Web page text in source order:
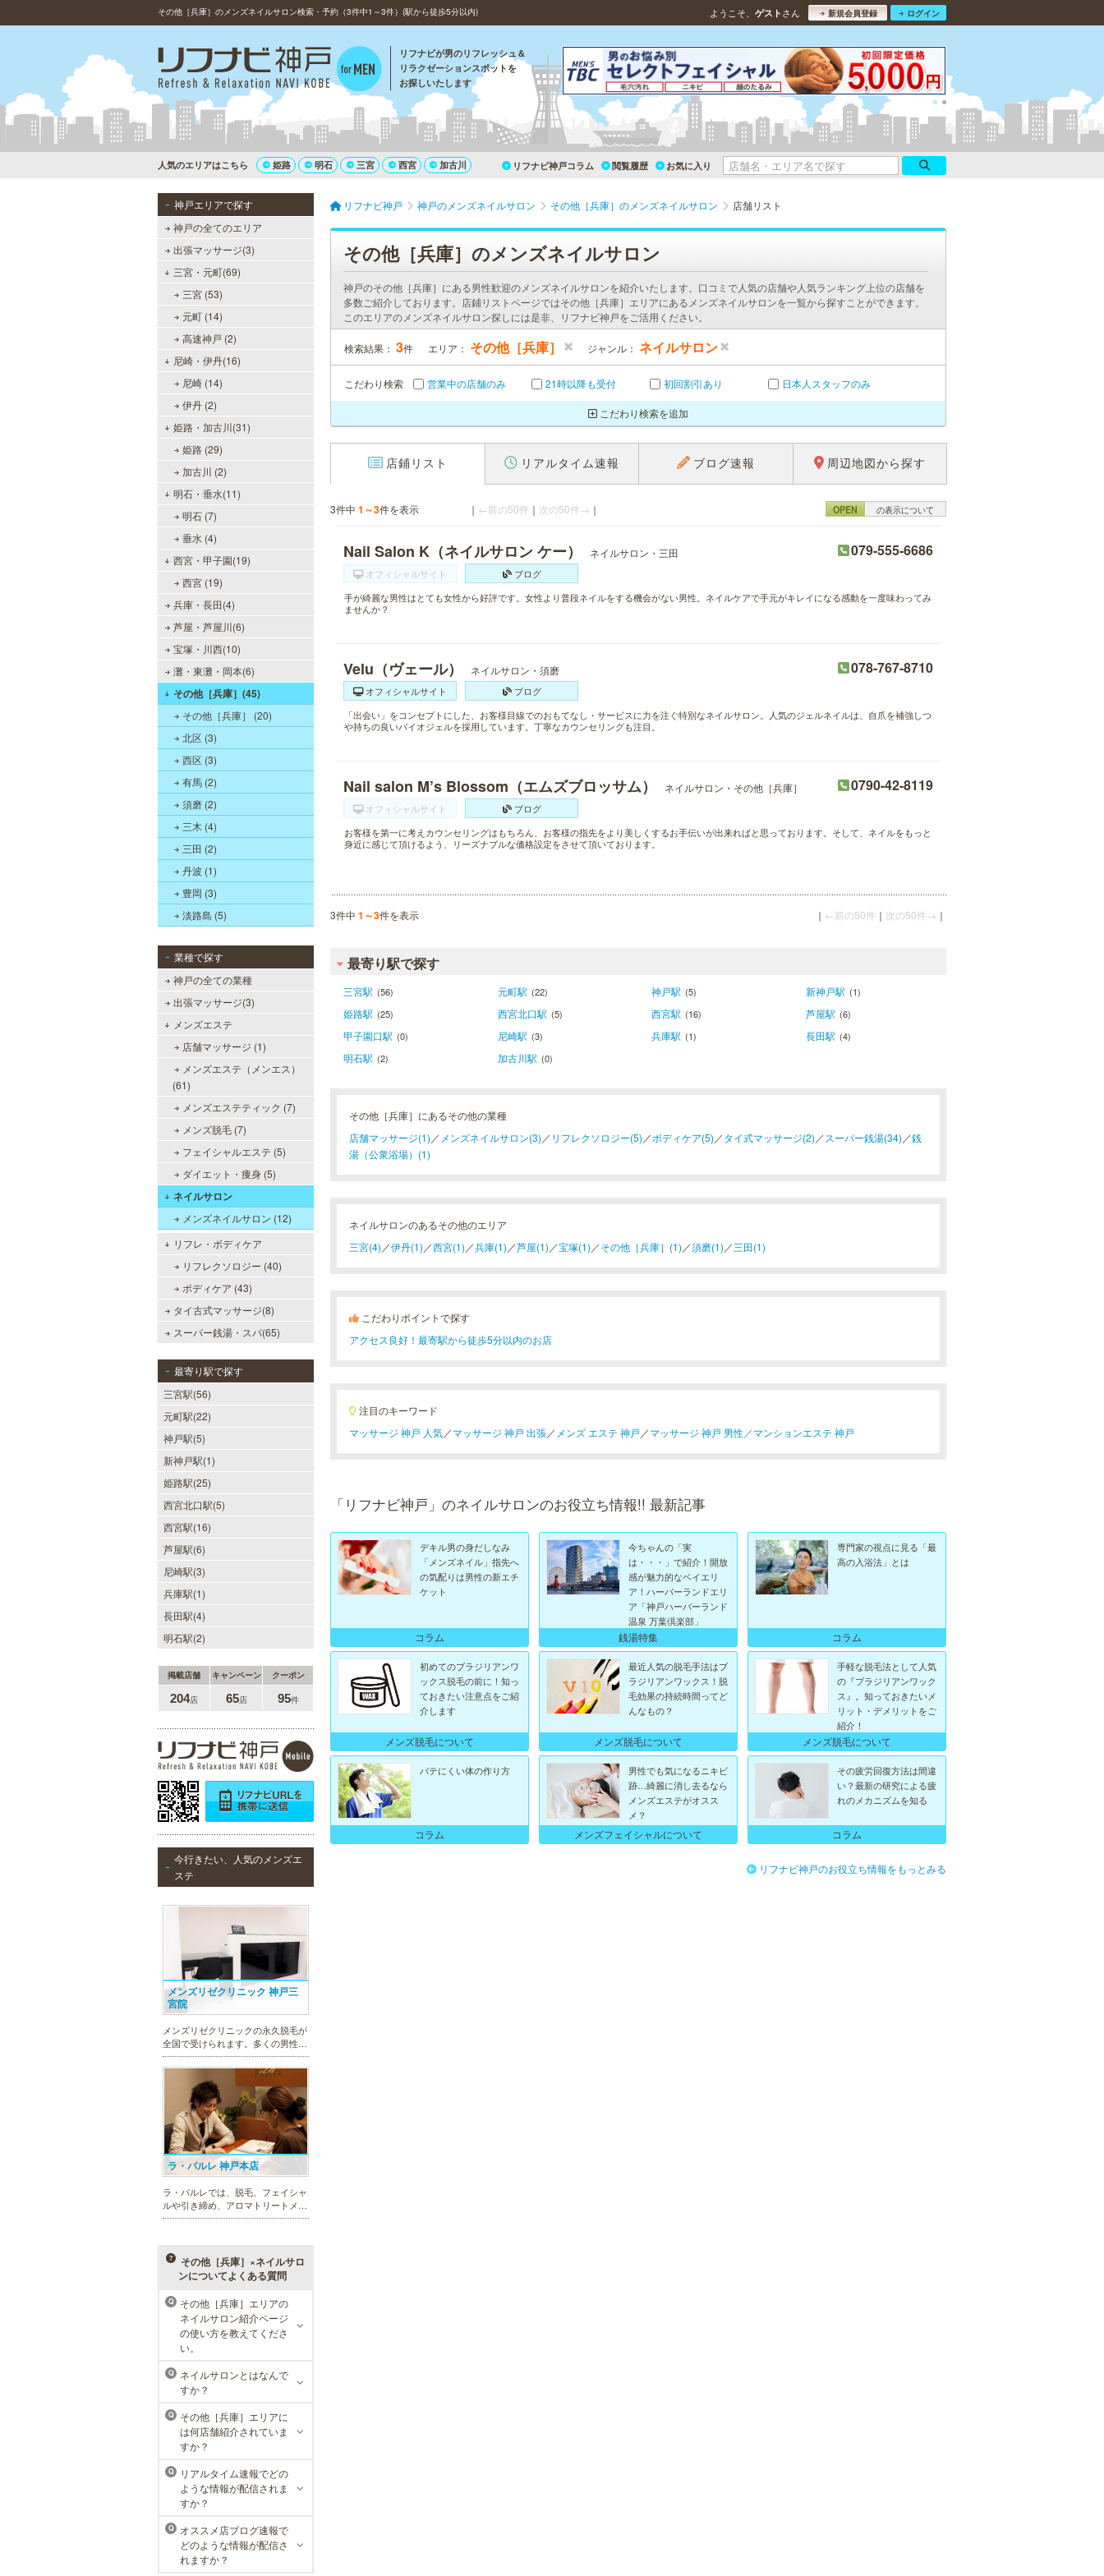
その他［兵庫］のメンズネイルサロン検索・予約（3件中1～3件）(駅から徒歩5分以内) ようこそ、 ゲスト さん 新規会員登録 ログイン
リフナビが男のリフレッシュ＆
リラクゼーションスポットを
お探しいたします
人気のエリアはこちら 姫路 明石 三宮 西宮 加古川 リフナビ神戸コラム 閲覧履歴 お気に入り
神戸エリアで探す
神戸の全てのエリア
出張マッサージ(3)
三宮・元町(69)
三宮 (53)
元町 (14)
高速神戸 (2)
尼崎・伊丹(16)
尼崎 (14)
伊丹 (2)
姫路・加古川(31)
姫路 (29)
加古川 (2)
明石・垂水(11)
明石 (7)
垂水 (4)
西宮・甲子園(19)
西宮 (19)
兵庫・長田(4)
芦屋・芦屋川(6)
宝塚・川西(10)
灘・東灘・岡本(6)
その他［兵庫］(45)
その他［兵庫］ (20)
北区 (3)
西区 (3)
有馬 (2)
須磨 (2)
三木 (4)
三田 (2)
丹波 (1)
豊岡 (3)
淡路島 (5)
業種で探す
神戸の全ての業種
出張マッサージ(3)
メンズエステ
店舗マッサージ (1)
メンズエステ（メンエス）
(61)
メンズエステティック (7)
メンズ脱毛 (7)
フェイシャルエステ (5)
ダイエット・痩身 (5)
ネイルサロン
メンズネイルサロン (12)
リフレ・ボディケア
リフレクソロジー (40)
ボディケア (43)
タイ古式マッサージ(8)
スーパー銭湯・スパ(65)
最寄り駅で探す
三宮駅(56)
元町駅(22)
神戸駅(5)
新神戸駅(1)
姫路駅(25)
西宮北口駅(5)
西宮駅(16)
芦屋駅(6)
尼崎駅(3)
兵庫駅(1)
長田駅(4)
明石駅(2)
掲載店舗 キャンペーン クーポン
204店 65店 95件
今行きたい、人気のメンズエ
ステ
メンズリゼクリニック 神戸三
宮院
メンズリゼクリニックの永久脱毛が
全国で受けられます。多くの男性患
者様にご支持頂き、新宿1院から始
まったメンズリゼクリニックが、現
在では提携院含め全国10院を展開す
るクリニックになりました。
ラ・パルレ 神戸本店
ラ・パルレでは、脱毛、フェイシャ
ルや引き締め、アロマトリートメン
ト、本格的なダイエットコース等、
回限定体験コースも多数取り揃えて
おります。
MEN’S TBC ミント神戸三宮店
メンズTBCは、ヒゲ脱毛やからだ脱
毛、ボディ引き締め、フェイシャル
等、清潔感を保ちたい方や、お手入
れを楽に済ませたい方を全力でサポ
ート致します。各種体験コースもご
用意し、お待ちしております。
その他［兵庫］×ネイルサロ
ンについてよくある質問
Q
その他［兵庫］エリアの
ネイルサロン紹介ページ
の使い方を教えてくださ
い。
Q
ネイルサロンとはなんで
すか？
Q
その他［兵庫］エリアに
は何店舗紹介されていま
すか？
Q
リアルタイム速報でどの
ような情報が配信されま
すか？
Q
オススメ店ブログ速報で
どのような情報が配信さ
れますか？
リフナビ神戸 神戸のメンズネイルサロン その他［兵庫］のメンズネイルサロン 店舗リスト
その他［兵庫］のメンズネイルサロン
神戸のその他［兵庫］にある男性歓迎のメンズネイルサロンを紹介いたします。口コミで人気の店舗や人気ランキング上位の店舗を
多数ご紹介しております。店鋪リストページではその他［兵庫］エリアにあるメンズネイルサロンを一覧から探すことができます。
このエリアのメンズネイルサロン探しには是非、リフナビ神戸をご活用ください。
検索結果： 3件 エリア： その他［兵庫］ ジャンル： ネイルサロン
こだわり検索 営業中の店舗のみ 21時以降も受付 初回割引あり 日本人スタッフのみ
こだわり検索を追加
店鋪リスト リアルタイム速報 ブログ速報 周辺地図から探す
3件中 1～3件を表示 ｜ ←前の50件 ｜ 次の50件→ ｜ OPEN の表示について
Nail Salon K（ネイルサロン ケー） ネイルサロン・三田 079-555-6686
オフィシャルサイト
ブログ
手が綺麗な男性はとても女性から好評です。女性より普段ネイルをする機会がない男性。ネイルケアで手元がキレイになる感動を一度味わってみ
ませんか？
Velu（ヴェール） ネイルサロン・須磨 078-767-8710
オフィシャルサイト
ブログ
「出会い」をコンセプトにした、お客様目線でのおもてなし・サービスに力を注ぐ特別なネイルサロン。人気のジェルネイルは、自爪を補強しつ
や持ちの良いバイオジェルを採用しています。丁寧なカウンセリングも注目。
Nail salon M’s Blossom（エムズブロッサム） ネイルサロン・その他［兵庫］ 0790-42-8119
オフィシャルサイト
ブログ
お客様を第一に考えカウンセリングはもちろん、お客様の指先をより美しくするお手伝いが出来ればと思っております。そして、ネイルをもっと
身近に感じて頂けるよう、リーズナブルな価格設定をさせて頂いております。
3件中 1～3件を表示 ｜ ←前の50件 ｜ 次の50件→ ｜
最寄り駅で探す
三宮駅 (56) 元町駅 (22) 神戸駅 (5) 新神戸駅 (1)
姫路駅 (25) 西宮北口駅 (5) 西宮駅 (16) 芦屋駅 (6)
甲子園口駅 (0) 尼崎駅 (3) 兵庫駅 (1) 長田駅 (4)
明石駅 (2) 加古川駅 (0)
その他［兵庫］にあるその他の業種
店舗マッサージ(1) ／ メンズネイルサロン(3) ／ リフレクソロジー(5) ／ボディケア(5) ／タイ式マッサージ(2) ／ スーパー銭湯(34) ／銭
湯（公衆浴場）(1)
ネイルサロンのあるその他のエリア
三宮(4) ／伊丹(1) ／西宮(1) ／兵庫(1) ／芦屋(1) ／宝塚(1) ／その他［兵庫］(1) ／須磨(1) ／三田(1)
こだわりポイントで探す
アクセス良好！最寄駅から徒歩5分以内のお店
注目のキーワード
マッサージ 神戸 人気／マッサージ 神戸 出張／ メンズ エステ 神戸／マッサージ 神戸 男性／マンションエステ 神戸
「リフナビ神戸」のネイルサロンのお役立ち情報!! 最新記事
デキル男の身だしなみ
「メンズネイル」指先へ
の気配りは男性の新エチ
ケット
コラム
今ちゃんの「実
は・・・」で紹介！開放
感が魅力的なベイエリ
ア！ハーバーランドエリ
ア「神戸ハーバーランド
温泉 万葉倶楽部」
銭湯特集
専門家の視点に見る「最
高の入浴法」とは
コラム
初めてのブラジリアンワ
ックス脱毛の前に！知っ
ておきたい注意点をご紹
介します
メンズ脱毛について
最近人気の脱毛手法はブ
ラジリアンワックス！脱
毛効果の持続時間ってど
んなもの？
メンズ脱毛について
手軽な脱毛法として人気
の『ブラジリアンワック
ス』。知っておきたいメ
リット・デメリットをご
紹介！
メンズ脱毛について
バテにくい体の作り方
コラム
男性でも気になるニキビ
跡…綺麗に消し去るなら
メンズエステがオスス
メ？
メンズフェイシャルについて
その疲労回復方法は間違
い？最新の研究による疲
れのメカニズムを知る
コラム
リフナビ神戸のお役立ち情報をもっとみる